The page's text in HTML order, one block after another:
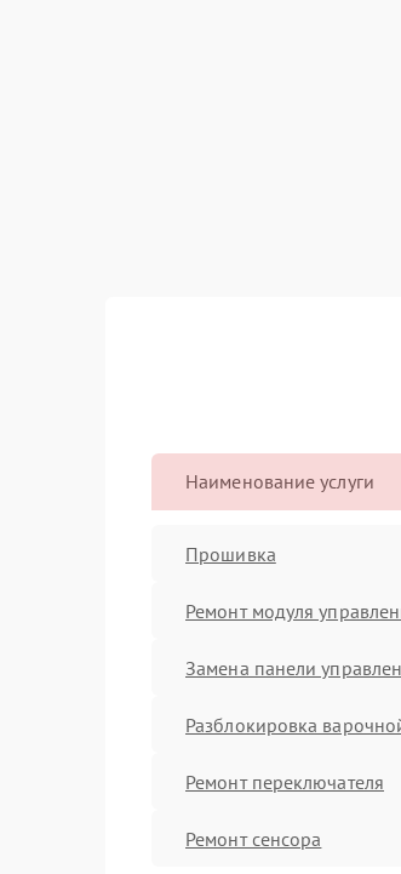
Наименование услуги
Прошивка
Ремонт модуля
Замена панели
Разблокировка
Ремонт переключателя
Ремонт сенсора